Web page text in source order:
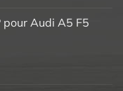
pour Audi A5 F5